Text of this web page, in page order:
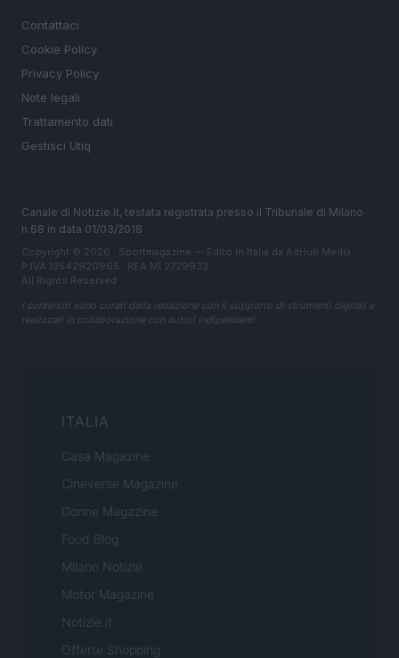
Contattaci
Cookie Policy
Privacy Policy
Note legali
Trattamento dati
Gestisci Utiq
Canale di Notizie.it, testata registrata presso il Tribunale di Milano
n.68 in data 01/03/2018
Copyright © 2026 · Sportmagazine — Edito in Italia da AdHub Media
P.IVA 13542920965 · REA MI 2729933
All Rights Reserved
I contenuti sono curati dalla redazione con il supporto di strumenti digitali e
realizzati in collaborazione con autori indipendenti.
ITALIA
Casa Magazine
Cineverse Magazine
Donne Magazine
Food Blog
Milano Notizie
Motor Magazine
Notizie.it
Offerte Shopping